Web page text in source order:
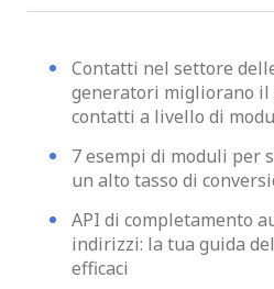
Contatti nel settore
generatori migliorano il
contatti a livello di
7 esempi di moduli per
un alto tasso di
API di completamento
indirizzi: la tua guida
efficaci